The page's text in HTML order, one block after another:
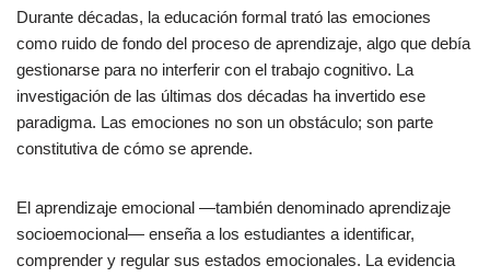
Durante décadas, la educación formal trató las emociones
como ruido de fondo del proceso de aprendizaje, algo que debía
gestionarse para no interferir con el trabajo cognitivo. La
investigación de las últimas dos décadas ha invertido ese
paradigma. Las emociones no son un obstáculo; son parte
constitutiva de cómo se aprende.
El aprendizaje emocional —también denominado aprendizaje
socioemocional— enseña a los estudiantes a identificar,
comprender y regular sus estados emocionales. La evidencia